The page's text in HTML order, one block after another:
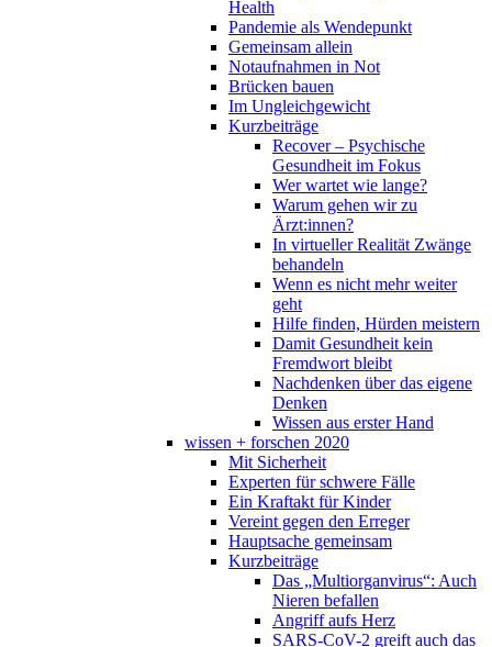
Health
Pandemie als Wendepunkt
Gemeinsam allein
Notaufnahmen in Not
Brücken bauen
Im Ungleichgewicht
Kurzbeiträge
Recover – Psychische
Gesundheit im Fokus
Wer wartet wie lange?
Warum gehen wir zu
Ärzt:innen?
In virtueller Realität Zwänge
behandeln
Wenn es nicht mehr weiter
geht
Hilfe finden, Hürden meistern
Damit Gesundheit kein
Fremdwort bleibt
Nachdenken über das eigene
Denken
Wissen aus erster Hand
wissen + forschen 2020
Mit Sicherheit
Experten für schwere Fälle
Ein Kraftakt für Kinder
Vereint gegen den Erreger
Hauptsache gemeinsam
Kurzbeiträge
Das „Multiorganvirus“: Auch
Nieren befallen
Angriff aufs Herz
SARS-CoV-2 greift auch das